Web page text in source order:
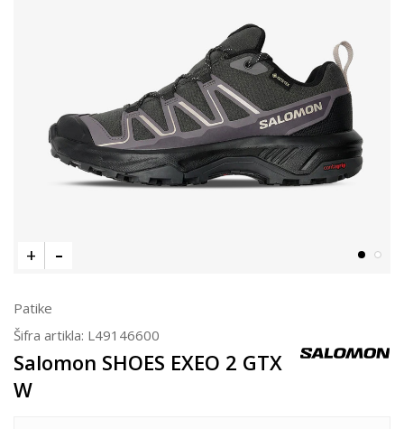
Patike
Šifra artikla: L49146600
Salomon SHOES EXEO 2 GTX
W